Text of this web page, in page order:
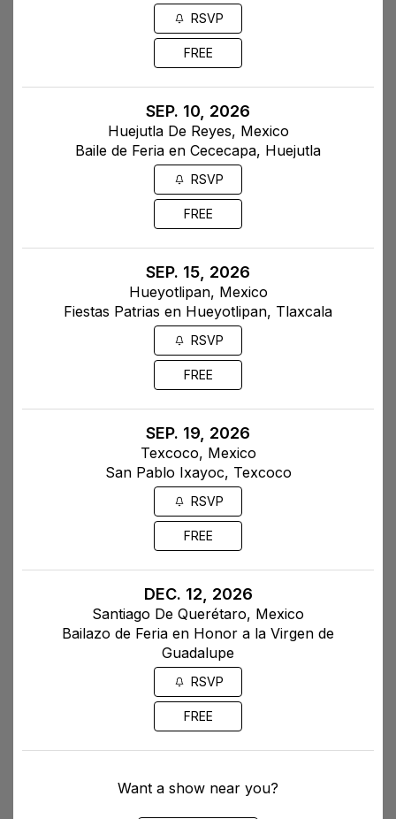
RSVP
FREE
SEP. 10, 2026
Huejutla De Reyes, Mexico
Baile de Feria en Cececapa, Huejutla
RSVP
FREE
SEP. 15, 2026
Hueyotlipan, Mexico
Fiestas Patrias en Hueyotlipan, Tlaxcala
RSVP
FREE
SEP. 19, 2026
Texcoco, Mexico
San Pablo Ixayoc, Texcoco
RSVP
FREE
DEC. 12, 2026
Santiago De Querétaro, Mexico
Bailazo de Feria en Honor a la Virgen de
Guadalupe
RSVP
FREE
Want a show near you?